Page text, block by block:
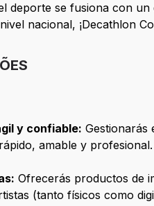
deporte se fusiona con
nacional, ¡Decathlon
y confiable: Gestionarás
amable y
Ofrecerás productos de
(tanto físicos como